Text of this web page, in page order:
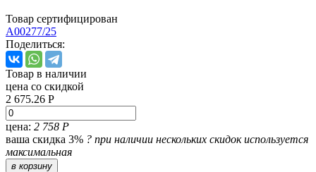
Товар сертифицирован
A00277/25
Поделиться:
Товар в наличии
цена со скидкой
2 675.26 Р
цена: 2 758 Р
ваша скидка 3% ? при наличии нескольких скидок используется
максимальная
в корзину